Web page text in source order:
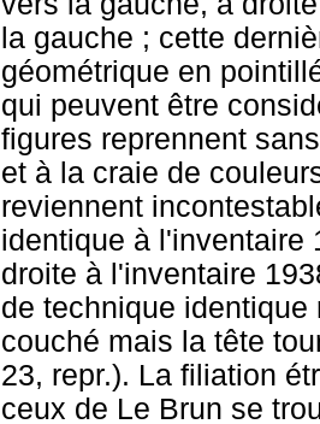
la gauche ; cette
géométrique en
qui peuvent être
figures reprennent
et à la craie de
reviennent
identique à l'inventaire
droite à l'inventaire
de technique
couché mais la tête
23, repr.). La filiation
ceux de Le Brun se